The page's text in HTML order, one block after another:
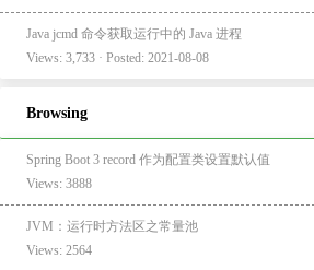
Java jcmd 命令获取运行中的 Java 进程
Views: 3,733 · Posted: 2021-08-08
Browsing
Spring Boot 3 record 作为配置类设置默认值
Views: 3888
JVM：运行时方法区之常量池
Views: 2564